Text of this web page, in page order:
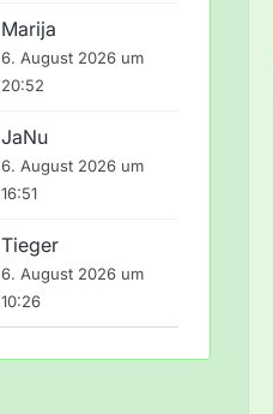
Marija
6. August 2026 um
20:52
JaNu
6. August 2026 um
16:51
Tieger
6. August 2026 um
10:26